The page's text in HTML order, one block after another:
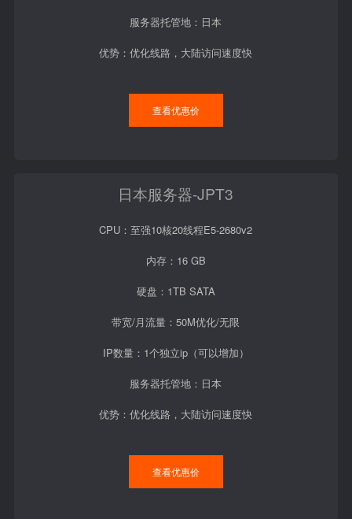
服务器托管地：日本
优势：优化线路，大陆访问速度快
查看优惠价
日本服务器-JPT3
CPU：至强10核20线程E5-2680v2
内存：16 GB
硬盘：1TB SATA
带宽/月流量：50M优化/无限
IP数量：1个独立ip（可以增加）
服务器托管地：日本
优势：优化线路，大陆访问速度快
查看优惠价